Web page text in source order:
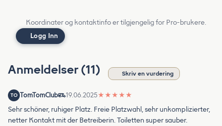
Koordinater og kontaktinfo er tilgjengelig for Pro-brukere.
Logg Inn
Anmeldelser (11) Skriv en vurdering
TO TomTomClub 19.06.2025★ ★ ★ ★ ★
Sehr schöner, ruhiger Platz. Freie Platzwahl, sehr unkomplizierter,
netter Kontakt mit der Betreiberin. Toiletten super sauber.